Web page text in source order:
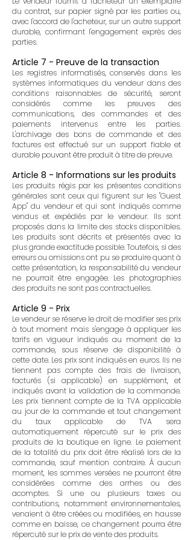
du contrat, sur papier signé par les parties ou,
avec l'accord de l'acheteur, sur un autre support
durable, confirmant l'engagement exprès des
parties.
Article 7 - Preuve de la transaction
Les registres informatisés, conservés dans les
systèmes informatiques du vendeur dans des
conditions raisonnables de sécurité, seront
considérés comme les preuves des
communications, des commandes et des
paiements intervenus entre les parties.
L'archivage des bons de commande et des
factures est effectué sur un support fiable et
durable pouvant être produit à titre de preuve.
Article 8 - Informations sur les produits
Les produits régis par les présentes conditions
générales sont ceux qui figurent sur les "Guest
App" du vendeur et qui sont indiqués comme
vendus et expédiés par le vendeur. Ils sont
proposés dans la limite des stocks disponibles.
Les produits sont décrits et présentés avec la
plus grande exactitude possible. Toutefois, si des
erreurs ou omissions ont pu se produire quant à
cette présentation, la responsabilité du vendeur
ne pourrait être engagée. Les photographies
des produits ne sont pas contractuelles.
Article 9 - Prix
Le vendeur se réserve le droit de modifier ses prix
à tout moment mais s'engage à appliquer les
tarifs en vigueur indiqués au moment de la
commande, sous réserve de disponibilité à
cette date. Les prix sont indiqués en euros. Ils ne
tiennent pas compte des frais de livraison,
facturés (si applicable) en supplément, et
indiqués avant la validation de la commande.
Les prix tiennent compte de la TVA applicable
au jour de la commande et tout changement
du taux applicable de TVA sera
automatiquement répercuté sur le prix des
produits de la boutique en ligne. Le paiement
de la totalité du prix doit être réalisé lors de la
commande, sauf mention contraire. À aucun
moment, les sommes versées ne pourront être
considérées comme des arrhes ou des
acomptes. Si une ou plusieurs taxes ou
contributions, notamment environnementales,
venaient à être créées ou modifiées, en hausse
comme en baisse, ce changement pourra être
répercuté sur le prix de vente des produits.